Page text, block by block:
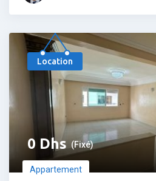
Location
0 Dhs (Fixé)
Appartement